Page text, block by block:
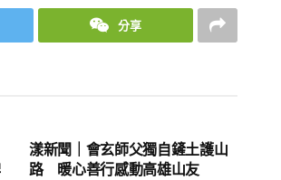
分享
漾新聞｜會玄師父獨自鏟土護山
路 暖心善行感動高雄山友